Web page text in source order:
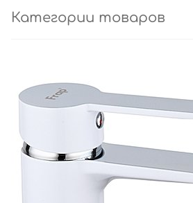
Категории товаров